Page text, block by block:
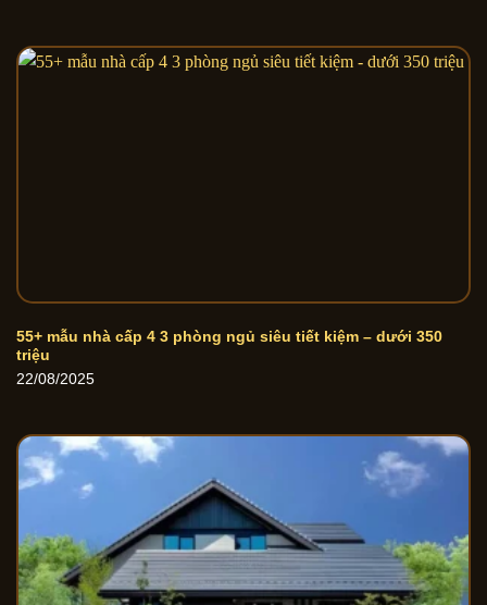
55+ mẫu nhà cấp 4 3 phòng ngủ siêu tiết kiệm – dưới 350
triệu
22/08/2025